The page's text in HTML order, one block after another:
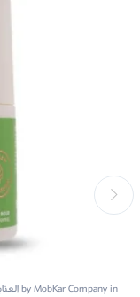
byMobKar Companyin